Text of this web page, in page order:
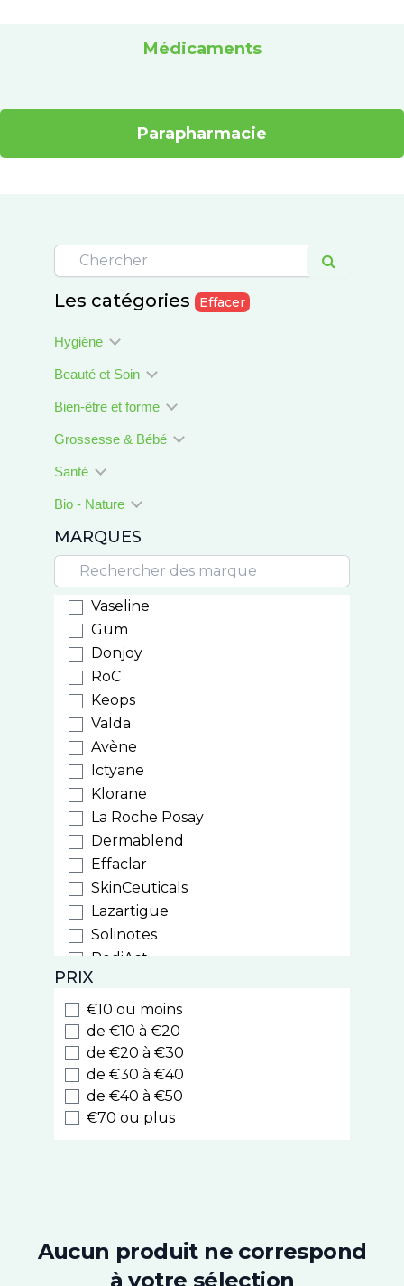
Médicaments
Parapharmacie
Les catégories Effacer
Hygiène
Beauté et Soin
Bien-être et forme
Grossesse & Bébé
Santé
Bio - Nature
MARQUES
Vaseline
Gum
Donjoy
RoC
Keops
Valda
Avène
Ictyane
Klorane
La Roche Posay
Dermablend
Effaclar
SkinCeuticals
Lazartigue
Solinotes
PediAct
PiLeJe
Phytostandard
Arkopharma
Laboratoires du Dr J. Lefèvre
Iphym
Cinq sur Cinq
PhytoResearch
Nutrisanté
Densmore
PRIX
€10 ou moins
de €10 à €20
de €20 à €30
de €30 à €40
de €40 à €50
€70 ou plus
Aucun produit ne correspond
à votre sélection